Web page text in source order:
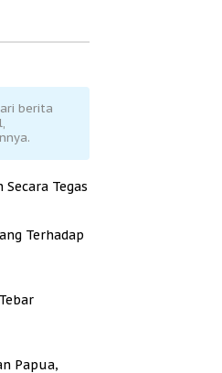
berita
Tegas
Terhadap
Papua,